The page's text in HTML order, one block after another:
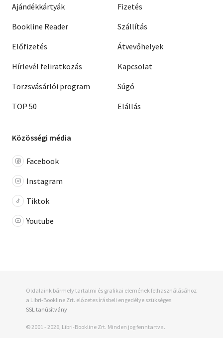
Ajándékkártyák
Bookline Reader
Előfizetés
Hírlevél feliratkozás
Törzsvásárlói program
TOP 50
Fizetés
Szállítás
Átvevőhelyek
Kapcsolat
Súgó
Elállás
Közösségi média
Facebook
Instagram
Tiktok
Youtube
Oldalaink bármely tartalmi és grafikai elemének felhasználásához
a Libri-Bookline Zrt. előzetes írásbeli engedélye szükséges.
SSL tanúsítvány
© 2001 - 2026, Libri-Bookline Zrt. Minden jog fenntartva.